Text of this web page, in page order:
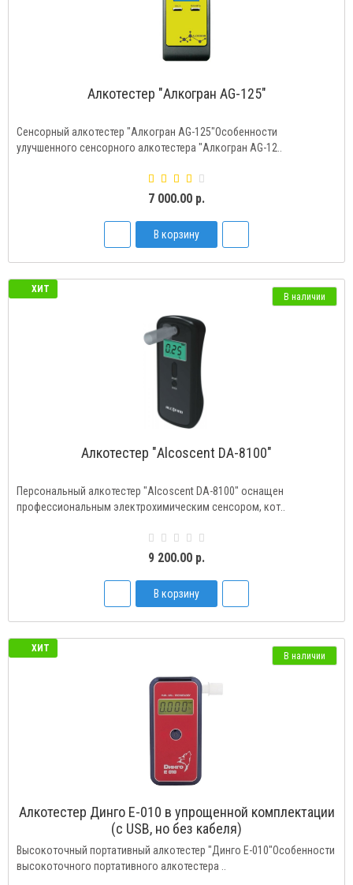
Алкотестер "Алкогран AG-125"
Сенсорный алкотестер "Алкогран AG-125"Особенности
улучшенного сенсорного алкотестера "Алкогран AG-12..
7 000.00 р.
В корзину
ХИТ
В наличии
Алкотестер "Alcoscent DA-8100"
Персональный алкотестер "Alcoscent DA-8100" оснащен
профессиональным электрохимическим сенсором, кот..
9 200.00 р.
В корзину
ХИТ
В наличии
Алкотестер Динго Е-010 в упрощенной комплектации
(с USB, но без кабеля)
Высокоточный портативный алкотестер "Динго Е-010"Особенности
высокоточного портативного алкотестера ..